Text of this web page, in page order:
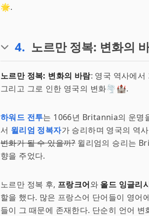
🌟.
4. 노르만 정복: 변화의
노르만 정복: 변화의 바람: 영국 역사에서
그리고 그로 인한 영국의 변화🌪️🏰.
하워드 전투는 1066년 Britannia의 운명
서 윌리엄 정복자가 승리하며 영국의 역
변화가 될 수 있을까?윌리엄의 승리는
향을 주었다.
노르만 정복 후, 프랑크어와 올드 잉글리
할을 했다. 많은 프랑스어 단어들이 영어
들이 그 때문에 존재한다. 단순히 언어